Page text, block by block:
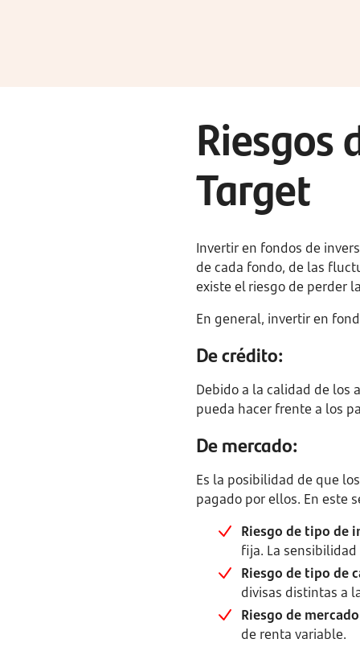
Riesgos
Target
Invertir en fondos de
de cada fondo, de las
existe el riesgo de perder
En general, invertir en
De crédito:
Debido a la calidad de los
pueda hacer frente a los
De mercado:
Es la posibilidad de que
pagado por ellos. En este
Riesgo de tipo de
fija. La
Riesgo de tipo de
divisas distintas a
Riesgo de
de renta variable.